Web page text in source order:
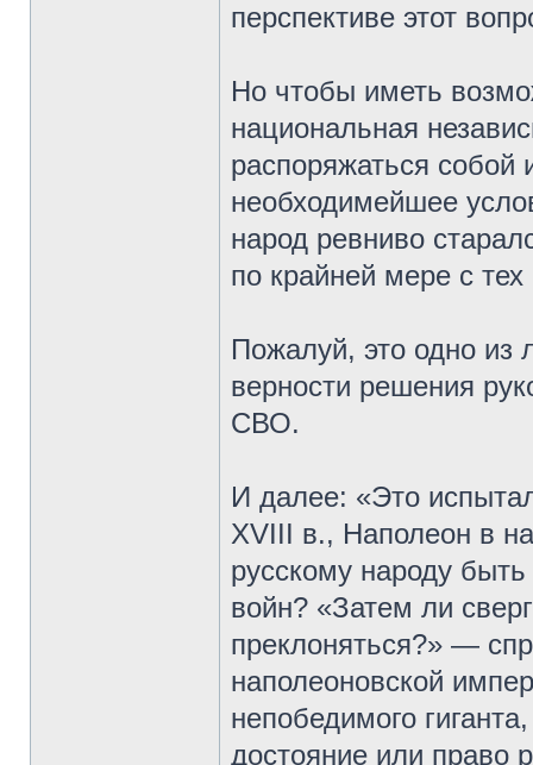
перспективе этот
Но чтобы иметь
национальная
распоряжаться собой
необходимейшее
народ ревниво
по крайней мере с
Пожалуй, это одно из
верности решения
СВО.
И далее: «Это
XVIII в., Наполеон в
русскому народу
войн? «Затем ли
преклоняться?» —
наполеоновской
непобедимого
достояние или право